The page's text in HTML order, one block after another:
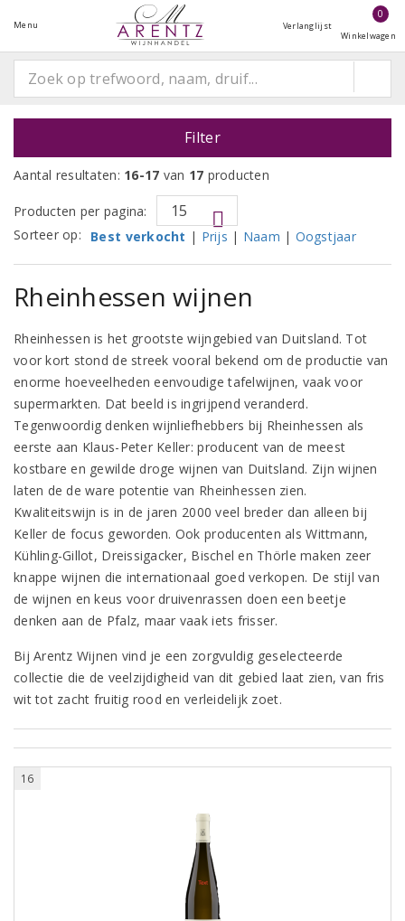
Menu Verlanglijst
0
Winkelwagen
Filter
Aantal resultaten: 16-17 van 17 producten
Producten per pagina:
Sorteer op:
Best verkocht | Prijs | Naam | Oogstjaar
Rheinhessen wijnen
Rheinhessen is het grootste wijngebied van Duitsland. Tot
voor kort stond de streek vooral bekend om de productie van
enorme hoeveelheden eenvoudige tafelwijnen, vaak voor
supermarkten. Dat beeld is ingrijpend veranderd.
Tegenwoordig denken wijnliefhebbers bij Rheinhessen als
eerste aan Klaus-Peter Keller: producent van de meest
kostbare en gewilde droge wijnen van Duitsland. Zijn wijnen
laten de de ware potentie van Rheinhessen zien.
Kwaliteitswijn is in de jaren 2000 veel breder dan alleen bij
Keller de focus geworden. Ook producenten als Wittmann,
Kühling-Gillot, Dreissigacker, Bischel en Thörle maken zeer
knappe wijnen die internationaal goed verkopen. De stijl van
de wijnen en keus voor druivenrassen doen een beetje
denken aan de Pfalz, maar vaak iets frisser.
Bij Arentz Wijnen vind je een zorgvuldig geselecteerde
collectie die de veelzijdigheid van dit gebied laat zien, van fris
wit tot zacht fruitig rood en verleidelijk zoet.
16